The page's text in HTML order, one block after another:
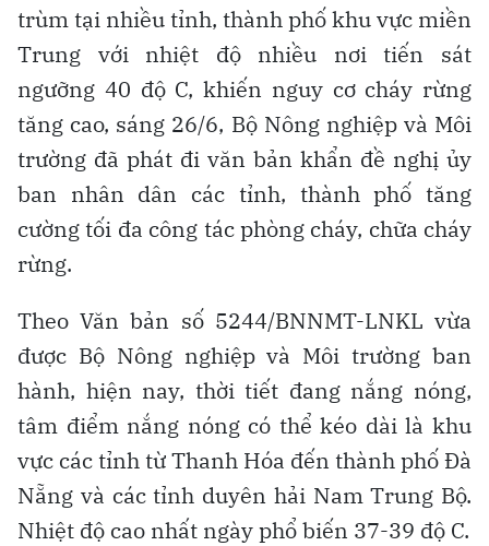
trùm tại nhiều tỉnh, thành phố khu vực miền
Trung với nhiệt độ nhiều nơi tiến sát
ngưỡng 40 độ C, khiến nguy cơ cháy rừng
tăng cao, sáng 26/6, Bộ Nông nghiệp và Môi
trường đã phát đi văn bản khẩn đề nghị ủy
ban nhân dân các tỉnh, thành phố tăng
cường tối đa công tác phòng cháy, chữa cháy
rừng.
Theo Văn bản số 5244/BNNMT-LNKL vừa
được Bộ Nông nghiệp và Môi trường ban
hành, hiện nay, thời tiết đang nắng nóng,
tâm điểm nắng nóng có thể kéo dài là khu
vực các tỉnh từ Thanh Hóa đến thành phố Đà
Nẵng và các tỉnh duyên hải Nam Trung Bộ.
Nhiệt độ cao nhất ngày phổ biến 37-39 độ C.